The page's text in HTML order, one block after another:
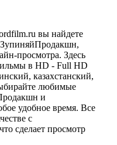
вы найдете
просмотра. Здесь
в HD - Full HD
казахстанский,
любимые
и
удобное время. Все
с
сделает просмотр